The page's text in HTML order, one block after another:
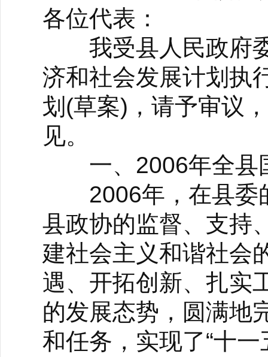
各位代表：
我受县人民政府委
济和社会发展计划执
划(草案)，请予审议
见。
一、2006年全县
2006年，在县委
县政协的监督、支持
建社会主义和谐社会
遇、开拓创新、扎实
的发展态势，圆满地
和任务，实现了“十